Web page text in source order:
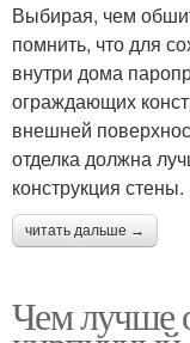
Выбирая, чем
помнить, что для
внутри дома
ограждающих
внешней
отделка должна
конструкция стены.
читать дальше →
Чем лучше